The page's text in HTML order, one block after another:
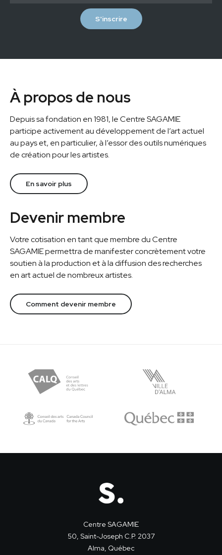
À propos de nous
Depuis sa fondation en 1981, le Centre SAGAMIE
participe activement au développement de l’art actuel
au pays et, en particulier, à l’essor des outils numériques
de création pour les artistes.
En savoir plus
Devenir membre
Votre cotisation en tant que membre du Centre
SAGAMIE permettra de manifester concrètement votre
soutien à la production et à la diffusion des recherches
en art actuel de nombreux artistes.
Comment devenir membre
Centre SAGAMIE
50, Saint-Joseph C.P. 2037
Alma, Québec